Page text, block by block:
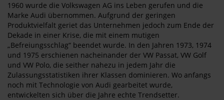
1960 wurde die Volkswagen AG ins Leben gerufen und die
Marke Audi übernommen. Aufgrund der geringen
Produktvielfalt geriet das Unternehmen jedoch zum Ende der
Dekade in einer Krise, die mit einem mutigen
„Befreiungsschlag“ beendet wurde. In den Jahren 1973, 1974
und 1975 erschienen nacheinander der VW Passat, VW Golf
und VW Polo, die seither nahezu in jedem Jahr die
Zulassungsstatistiken ihrer Klassen dominieren. Wo anfangs
noch mit Technologie von Audi gearbeitet wurde,
entwickelten sich über die Jahre echte Trendsetter.